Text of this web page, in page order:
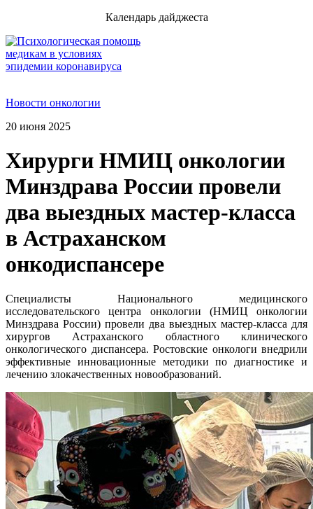
Календарь дайджеста
Новости онкологии
20 июня 2025
Хирурги НМИЦ онкологии
Минздрава России провели
два выездных мастер-класса
в Астраханском
онкодиспансере
Специалисты Национального медицинского
исследовательского центра онкологии (НМИЦ онкологии
Минздрава России) провели два выездных мастер-класса для
хирургов Астраханского областного клинического
онкологического диспансера. Ростовские онкологи внедрили
эффективные инновационные методики по диагностике и
лечению злокачественных новообразований.